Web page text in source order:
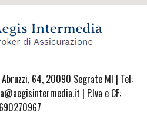
Abruzzi, 64, 20090 Segrate MI | Tel:
| P.Iva e CF: